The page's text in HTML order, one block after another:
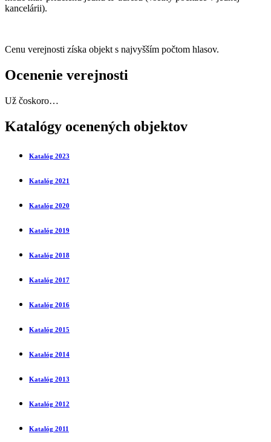
kancelárii).
Cenu verejnosti získa objekt s najvyšším počtom hlasov.
Ocenenie verejnosti
Už čoskoro…
Katalógy ocenených objektov
Katalóg 2023
Katalóg 2021
Katalóg 2020
Katalóg 2019
Katalóg 2018
Katalóg 2017
Katalóg 2016
Katalóg 2015
Katalóg 2014
Katalóg 2013
Katalóg 2012
Katalóg 2011